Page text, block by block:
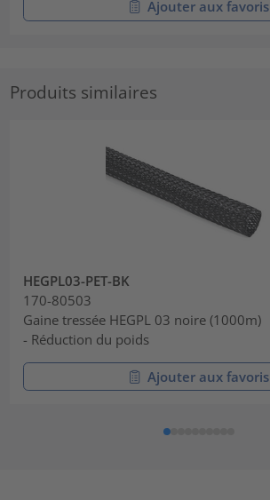
Ajouter aux favoris
Produits similaires
HEGPL03-PET-BK
170-80503
Gaine tressée HEGPL 03 noire (1000m)
- Réduction du poids
Ajouter aux favoris